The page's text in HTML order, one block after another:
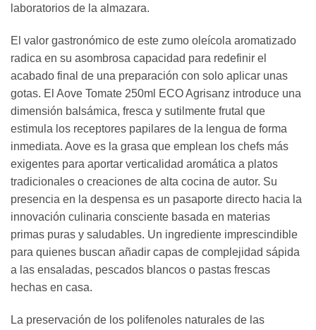
laboratorios de la almazara.
El valor gastronómico de este zumo oleícola aromatizado
radica en su asombrosa capacidad para redefinir el
acabado final de una preparación con solo aplicar unas
gotas. El Aove Tomate 250ml ECO Agrisanz introduce una
dimensión balsámica, fresca y sutilmente frutal que
estimula los receptores papilares de la lengua de forma
inmediata. Aove es la grasa que emplean los chefs más
exigentes para aportar verticalidad aromática a platos
tradicionales o creaciones de alta cocina de autor. Su
presencia en la despensa es un pasaporte directo hacia la
innovación culinaria consciente basada en materias
primas puras y saludables. Un ingrediente imprescindible
para quienes buscan añadir capas de complejidad sápida
a las ensaladas, pescados blancos o pastas frescas
hechas en casa.
La preservación de los polifenoles naturales de las